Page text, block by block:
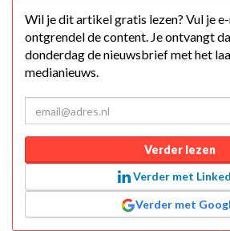
Wil je dit artikel gratis lezen? Vul je
ontgrendel de content. Je ontvangt
donderdag de nieuwsbrief met het
medianieuws.
Verder lezen
Verder met
Verder met